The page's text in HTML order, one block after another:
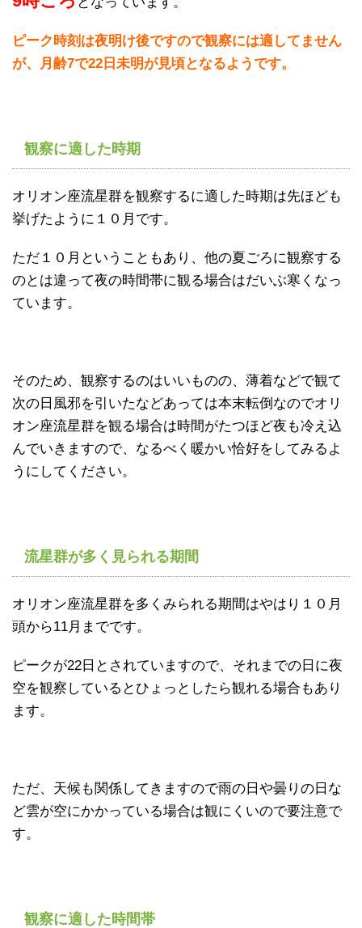
ピーク時刻は夜明け後ですので観察には適してません
が、月齢7で22日未明が見頃となるようです。
観察に適した時期
オリオン座流星群を観察するに適した時期は先ほども
挙げたように１０月です。
ただ１０月ということもあり、他の夏ごろに観察する
のとは違って夜の時間帯に観る場合はだいぶ寒くなっ
ています。
そのため、観察するのはいいものの、薄着などで観て
次の日風邪を引いたなどあっては本末転倒なのでオリ
オン座流星群を観る場合は時間がたつほど夜も冷え込
んでいきますので、なるべく暖かい恰好をしてみるよ
うにしてください。
流星群が多く見られる期間
オリオン座流星群を多くみられる期間はやはり１０月
頭から11月までです。
ピークが22日とされていますので、それまでの日に夜
空を観察しているとひょっとしたら観れる場合もあり
ます。
ただ、天候も関係してきますので雨の日や曇りの日な
ど雲が空にかかっている場合は観にくいので要注意で
す。
観察に適した時間帯